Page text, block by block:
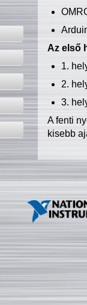
Az első
1.
2.
3.
A fenti
kisebb